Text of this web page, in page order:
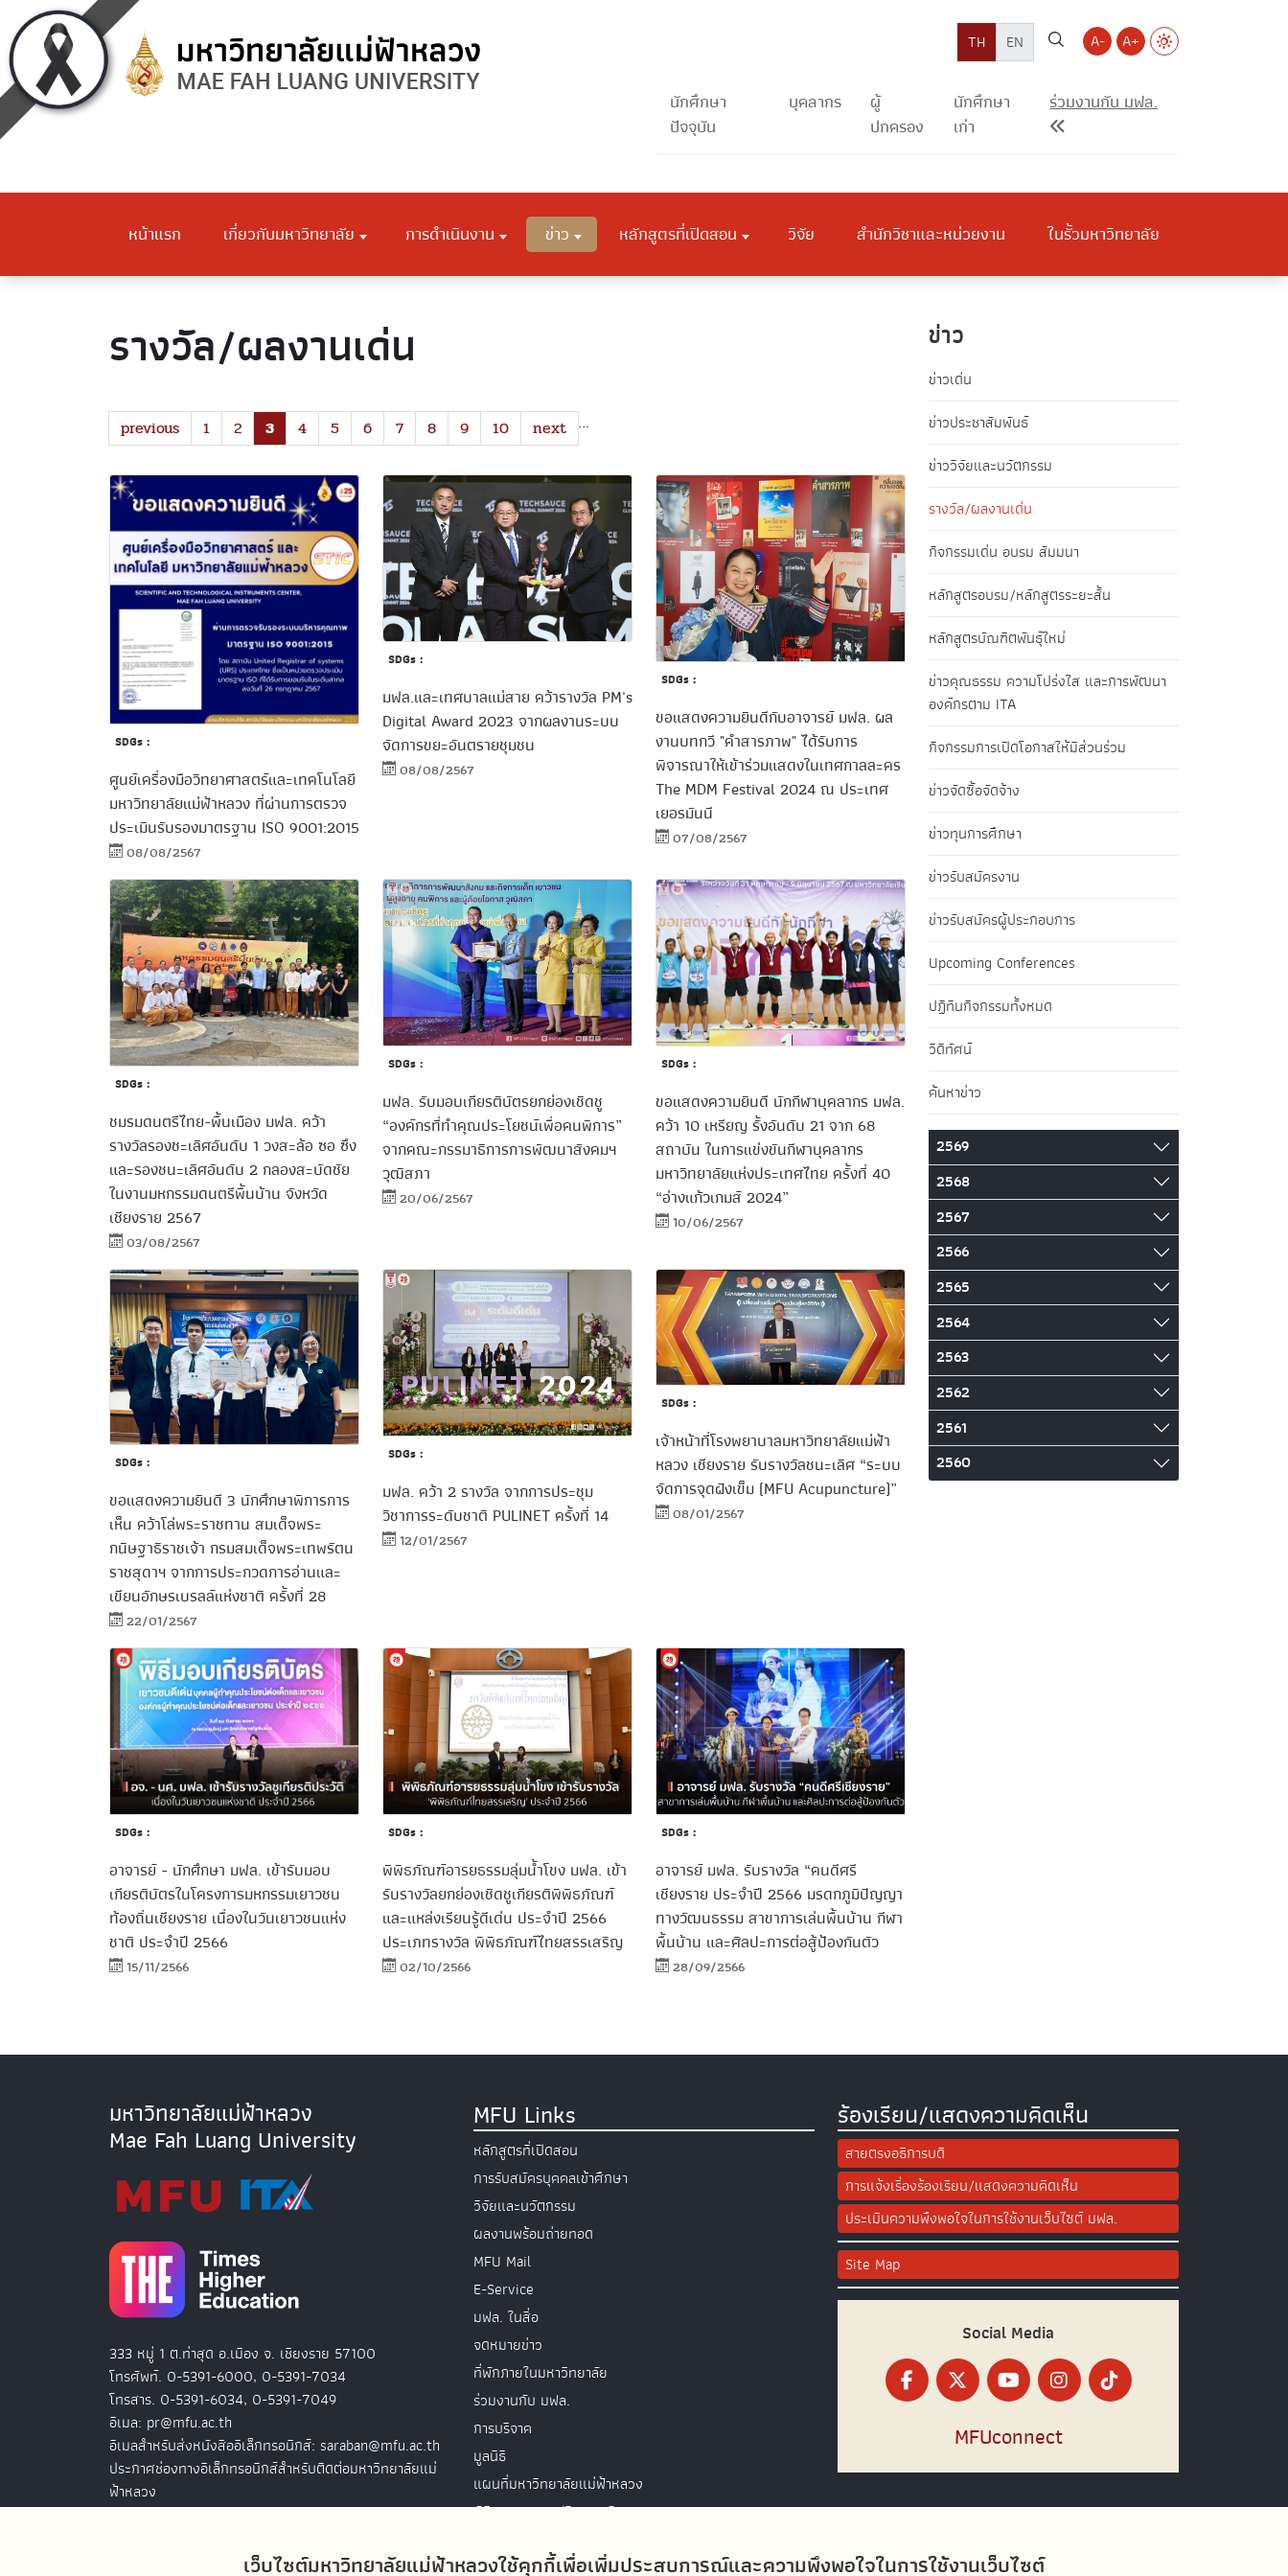
เว็บไซต์มหาวิทยาลัยแม่ฟ้าหลวงใช้คุกกี้เพื่อเพิ่มประสบการณ์และความพึงพอใจในการใช้งานเว็บไซต์
TH EN A- A+
นักศึกษา
ปัจจุบัน
บุคลากร
ผู้
ปกครอง
นักศึกษา
เก่า
ร่วมงานกับ มฟล.
หน้าแรก เกี่ยวกับมหาวิทยาลัย การดำเนินงาน ข่าว หลักสูตรที่เปิดสอน วิจัย สำนักวิชาและหน่วยงาน ในรั้วมหาวิทยาลัย
รางวัล/ผลงานเด่น
previous 1 2 3 4 5 6 7 8 9 10 …
next
SDGs :
ศูนย์เครื่องมือวิทยาศาสตร์และเทคโนโลยี
มหาวิทยาลัยแม่ฟ้าหลวง ที่ผ่านการตรวจ
ประเมินรับรองมาตรฐาน ISO 9001:2015
08/08/2567
SDGs :
มฟล.และเทศบาลแม่สาย คว้ารางวัล PM's
Digital Award 2023 จากผลงานระบบ
จัดการขยะอันตรายชุมชน
08/08/2567
SDGs :
ขอแสดงความยินดีกับอาจารย์ มฟล. ผล
งานบทกวี "คำสารภาพ" ได้รับการ
พิจารณาให้เข้าร่วมแสดงในเทศกาลละคร
The MDM Festival 2024 ณ ประเทศ
เยอรมันนี
07/08/2567
SDGs :
ชมรมดนตรีไทย-พื้นเมือง มฟล. คว้า
รางวัลรองชะเลิศอันดับ 1 วงสะล้อ ซอ ซึง
และรองชนะเลิศอันดับ 2 กลองสะบัดชัย
ในงานมหกรรมดนตรีพื้นบ้าน จังหวัด
เชียงราย 2567
03/08/2567
SDGs :
มฟล. รับมอบเกียรติบัตรยกย่องเชิดชู
“องค์กรที่ทำคุณประโยชน์เพื่อคนพิการ”
จากคณะกรรมาธิการการพัฒนาสังคมฯ
วุฒิสภา
20/06/2567
SDGs :
ขอแสดงความยินดี นักกีฬาบุคลากร มฟล.
คว้า 10 เหรียญ รั้งอันดับ 21 จาก 68
สถาบัน ในการแข่งขันกีฬาบุคลากร
มหาวิทยาลัยแห่งประเทศไทย ครั้งที่ 40
“อ่างแก้วเกมส์ 2024”
10/06/2567
SDGs :
ขอแสดงความยินดี 3 นักศึกษาพิการการ
เห็น คว้าโล่พระราชทาน สมเด็จพระ
กนิษฐาธิราชเจ้า กรมสมเด็จพระเทพรัตน
ราชสุดาฯ จากการประกวดการอ่านและ
เขียนอักษรเบรลล์แห่งชาติ ครั้งที่ 28
22/01/2567
SDGs :
มฟล. คว้า 2 รางวัล จากการประชุม
วิชาการระดับชาติ PULINET ครั้งที่ 14
12/01/2567
SDGs :
เจ้าหน้าที่โรงพยาบาลมหาวิทยาลัยแม่ฟ้า
หลวง เชียงราย รับรางวัลชนะเลิศ “ระบบ
จัดการจุดฝังเข็ม (MFU Acupuncture)”
08/01/2567
SDGs :
อาจารย์ - นักศึกษา มฟล. เข้ารับมอบ
เกียรติบัตรในโครงการมหกรรมเยาวชน
ท้องถิ่นเชียงราย เนื่องในวันเยาวชนแห่ง
ชาติ ประจำปี 2566
15/11/2566
SDGs :
พิพิธภัณฑ์อารยธรรมลุ่มน้ำโขง มฟล. เข้า
รับรางวัลยกย่องเชิดชูเกียรติพิพิธภัณฑ์
และแหล่งเรียนรู้ดีเด่น ประจำปี 2566
ประเภทรางวัล พิพิธภัณฑ์ไทยสรรเสริญ
02/10/2566
SDGs :
อาจารย์ มฟล. รับรางวัล “คนดีศรี
เชียงราย ประจำปี 2566 มรดกภูมิปัญญา
ทางวัฒนธรรม สาขาการเล่นพื้นบ้าน กีฬา
พื้นบ้าน และศิลปะการต่อสู้ป้องกันตัว
28/09/2566
ข่าว
ข่าวเด่น
ข่าวประชาสัมพันธ์
ข่าววิจัยและนวัตกรรม
รางวัล/ผลงานเด่น
กิจกรรมเด่น อบรม สัมมนา
หลักสูตรอบรม/หลักสูตรระยะสั้น
หลักสูตรบัณฑิตพันธุ์ใหม่
ข่าวคุณธรรม ความโปร่งใส และการพัฒนา
องค์กรตาม ITA
กิจกรรมการเปิดโอกาสให้มีส่วนร่วม
ข่าวจัดซื้อจัดจ้าง
ข่าวทุนการศึกษา
ข่าวรับสมัครงาน
ข่าวรับสมัครผู้ประกอบการ
Upcoming Conferences
ปฏิทินกิจกรรมทั้งหมด
วิดีทัศน์
ค้นหาข่าว
2569
2568
2567
2566
2565
2564
2563
2562
2561
2560
มหาวิทยาลัยแม่ฟ้าหลวง
Mae Fah Luang University
333 หมู่ 1 ต.ท่าสุด อ.เมือง จ. เชียงราย 57100
โทรศัพท์. 0-5391-6000, 0-5391-7034
โทรสาร. 0-5391-6034, 0-5391-7049
อีเมล: pr@mfu.ac.th
อีเมลสำหรับส่งหนังสืออิเล็กทรอนิกส์: saraban@mfu.ac.th
ประกาศช่องทางอิเล็กทรอนิกส์สำหรับติดต่อมหาวิทยาลัยแม่
ฟ้าหลวง
MFU Links
หลักสูตรที่เปิดสอน
การรับสมัครบุคคลเข้าศึกษา
วิจัยและนวัตกรรม
ผลงานพร้อมถ่ายทอด
MFU Mail
E-Service
มฟล. ในสื่อ
จดหมายข่าว
ที่พักภายในมหาวิทยาลัย
ร่วมงานกับ มฟล.
การบริจาค
มูลนิธิ
แผนที่มหาวิทยาลัยแม่ฟ้าหลวง
พิธีพระราชทานปริญญาบัตร
ร้องเรียน/แสดงความคิดเห็น
สายตรงอธิการบดี
การแจ้งเรื่องร้องเรียน/แสดงความคิดเห็น
ประเมินความพึงพอใจในการใช้งานเว็บไซต์ มฟล.
Site Map
Social Media
MFUconnect